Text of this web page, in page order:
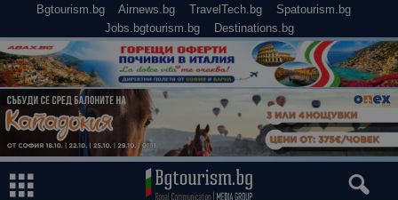
Bgtourism.bg Airnews.bg TravelTech.bg
Spatourism.bg
Jobs.bgtourism.bg
Destinations.bg